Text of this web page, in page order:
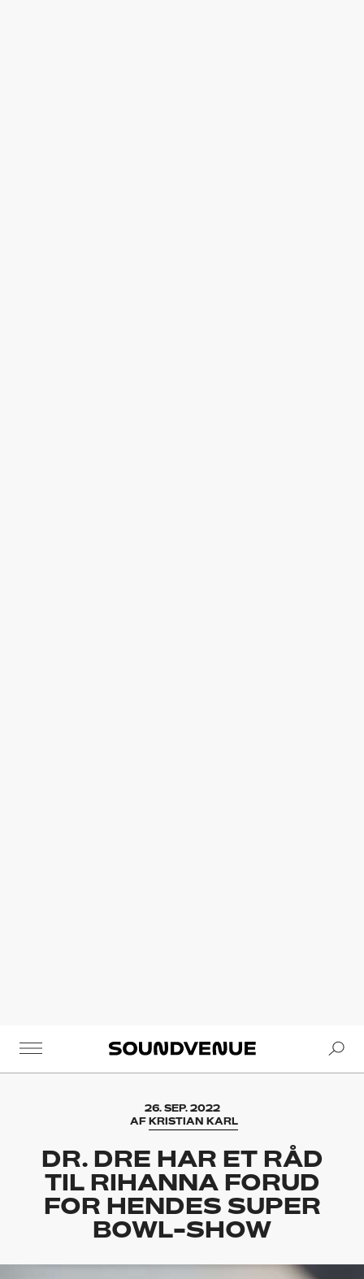
Soundvenue
26. SEP. 2022
AF KRISTIAN KARL
DR. DRE HAR ET RÅD
TIL RIHANNA FORUD
FOR HENDES SUPER
BOWL-SHOW